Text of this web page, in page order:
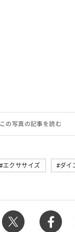
この写真の記事を読む
エクササイズ ダイ